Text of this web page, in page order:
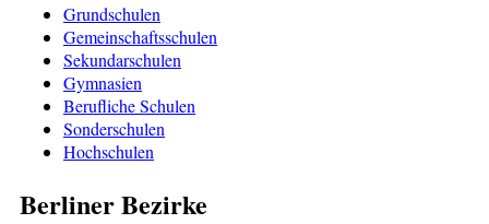
Grundschulen
Gemeinschaftsschulen
Sekundarschulen
Gymnasien
Berufliche Schulen
Sonderschulen
Hochschulen
Berliner Bezirke